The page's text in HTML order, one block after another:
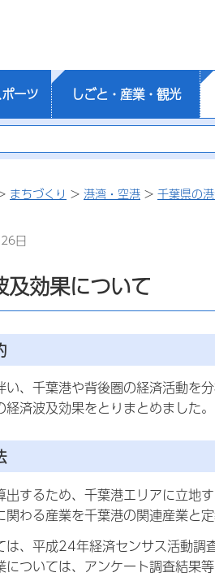
ーツ しごと・産業・観光
まちづくり > 港湾・空港 > 千葉県の
日
効果について
、千葉港や背後圏の経済活動を
済波及効果をとりまとめました。
するため、千葉港エリアに立地
わる産業を千葉港の関連産業と
、平成24年経済センサス活動
ついては、アンケート調査結果